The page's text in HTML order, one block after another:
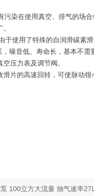
污染在使用真空、排气的场合
于使用了特殊的自润滑碳素
噪音低、寿命长，基本不需
空压力表及调节阀。
滑片的高速回转，可使脉动